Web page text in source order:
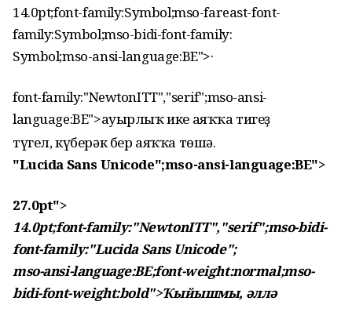
14.0pt;font-family:Symbol;mso-fareast-font-
family:Symbol;mso-bidi-font-family:
Symbol;mso-ansi-language:BE">·
font-family:"NewtonITT","serif";mso-ansi-
language:BE">ауырлыҡ ике аяҡҡа тигеҙ
түгел, күберәк бер аяҡҡа төшә.
"Lucida Sans Unicode";mso-ansi-language:BE">
27.0pt">
14.0pt;font-family:"NewtonITT","serif";mso-bidi-
font-family:"Lucida Sans Unicode";
mso-ansi-language:BE;font-weight:normal;mso-
bidi-font-weight:bold">Ҡыйышмы, әллә